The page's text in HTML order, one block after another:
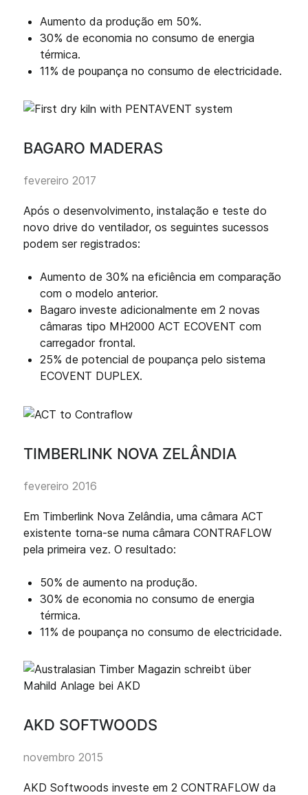
Aumento da produção em 50%.
30% de economia no consumo de energia
térmica.
11% de poupança no consumo de electricidade.
BAGARO MADERAS
fevereiro 2017
Após o desenvolvimento, instalação e teste do
novo drive do ventilador, os seguintes sucessos
podem ser registrados:
Aumento de 30% na eficiência em comparação
com o modelo anterior.
Bagaro investe adicionalmente em 2 novas
câmaras tipo MH2000 ACT ECOVENT com
carregador frontal.
25% de potencial de poupança pelo sistema
ECOVENT DUPLEX.
TIMBERLINK NOVA ZELÂNDIA
fevereiro 2016
Em Timberlink Nova Zelândia, uma câmara ACT
existente torna-se numa câmara CONTRAFLOW
pela primeira vez. O resultado:
50% de aumento na produção.
30% de economia no consumo de energia
térmica.
11% de poupança no consumo de electricidade.
AKD SOFTWOODS
novembro 2015
AKD Softwoods investe em 2 CONTRAFLOW da